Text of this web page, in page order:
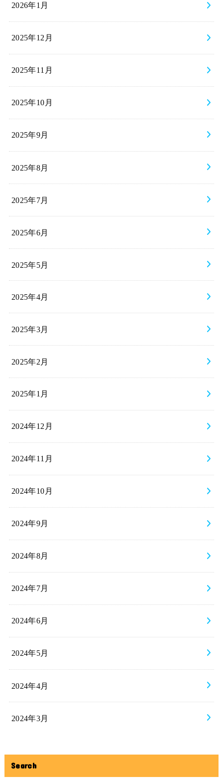
2026年1月
2025年12月
2025年11月
2025年10月
2025年9月
2025年8月
2025年7月
2025年6月
2025年5月
2025年4月
2025年3月
2025年2月
2025年1月
2024年12月
2024年11月
2024年10月
2024年9月
2024年8月
2024年7月
2024年6月
2024年5月
2024年4月
2024年3月
Search